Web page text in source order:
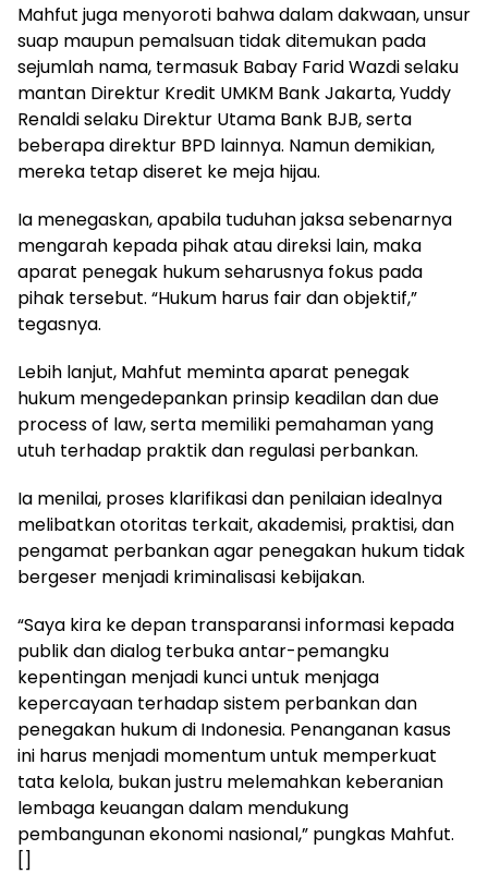
Mahfut juga menyoroti bahwa dalam dakwaan, unsur
suap maupun pemalsuan tidak ditemukan pada
sejumlah nama, termasuk Babay Farid Wazdi selaku
mantan Direktur Kredit UMKM Bank Jakarta, Yuddy
Renaldi selaku Direktur Utama Bank BJB, serta
beberapa direktur BPD lainnya. Namun demikian,
mereka tetap diseret ke meja hijau.
Ia menegaskan, apabila tuduhan jaksa sebenarnya
mengarah kepada pihak atau direksi lain, maka
aparat penegak hukum seharusnya fokus pada
pihak tersebut. “Hukum harus fair dan objektif,”
tegasnya.
Lebih lanjut, Mahfut meminta aparat penegak
hukum mengedepankan prinsip keadilan dan due
process of law, serta memiliki pemahaman yang
utuh terhadap praktik dan regulasi perbankan.
Ia menilai, proses klarifikasi dan penilaian idealnya
melibatkan otoritas terkait, akademisi, praktisi, dan
pengamat perbankan agar penegakan hukum tidak
bergeser menjadi kriminalisasi kebijakan.
“Saya kira ke depan transparansi informasi kepada
publik dan dialog terbuka antar-pemangku
kepentingan menjadi kunci untuk menjaga
kepercayaan terhadap sistem perbankan dan
penegakan hukum di Indonesia. Penanganan kasus
ini harus menjadi momentum untuk memperkuat
tata kelola, bukan justru melemahkan keberanian
lembaga keuangan dalam mendukung
pembangunan ekonomi nasional,” pungkas Mahfut.
[]